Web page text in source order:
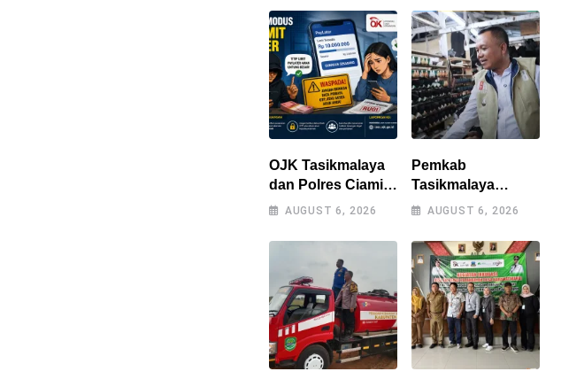
Polres
Tasikmalaya
Rangkul Bobotoh
dan Berbagai
Elemen
Masyarakat
Jadi Pengguna
Jalan yang Lebih
Bertanggung
Jawab
OJK Tasikmalaya
dan Polres Ciamis
Bongkar Modus
Limit Paylater,
Kerugian Korban
Tembus Rp500
Juta
AUGUST 6, 2026
Pemkab
Tasikmalaya
Perkuat Sinergi
Lokal, Wabup
Tinjau Pabrik
Sepatu Zeintin
AUGUST 6, 2026